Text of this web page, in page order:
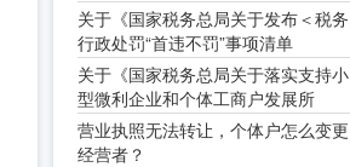
关于《国家税务总局关于发布＜税务
行政处罚“首违不罚”事项清单
关于《国家税务总局关于落实支持小
型微利企业和个体工商户发展所
营业执照无法转让，个体户怎么变更
经营者？